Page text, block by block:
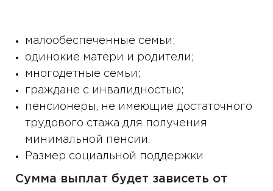
малообеспеченные семьи;
одинокие матери и родители;
многодетные семьи;
граждане с инвалидностью;
пенсионеры, не имеющие достаточного
трудового стажа для получения
минимальной пенсии.
Размер социальной поддержки
Сумма выплат будет зависеть от